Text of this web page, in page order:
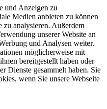
und Anzeigen zu
Medien anbieten zu können
zu analysieren. Außerdem
unserer Website an
und Analysen weiter.
möglicherweise mit
bereitgestellt haben oder
Dienste gesammelt haben. Sie
wenn Sie unsere Webseite